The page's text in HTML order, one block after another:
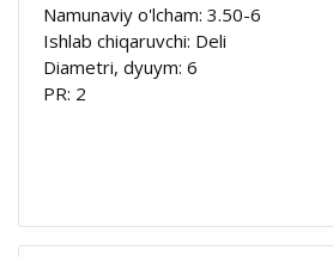
Namunaviy o'lcham: 3.50-6
Ishlab chiqaruvchi: Deli
Diametri, dyuym: 6
PR: 2